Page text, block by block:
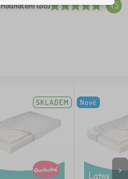
Hodnocení (80) 4.5
SKLADEM Nové
>